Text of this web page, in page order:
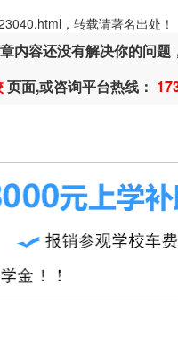
，转载请著名出处！
内容还没有解决你的问
页面,或咨询平台热线：